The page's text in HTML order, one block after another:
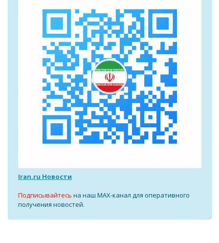
Iran.ru Новости
Подписывайтесь на наш MAX-канал для оперативного
получения новостей.